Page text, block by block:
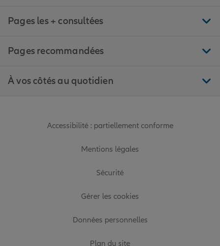
Pages les + consultées
Pages recommandées
À vos côtés au quotidien
Accessibilité : partiellement conforme
Mentions légales
Sécurité
Gérer les cookies
Données personnelles
Plan du site